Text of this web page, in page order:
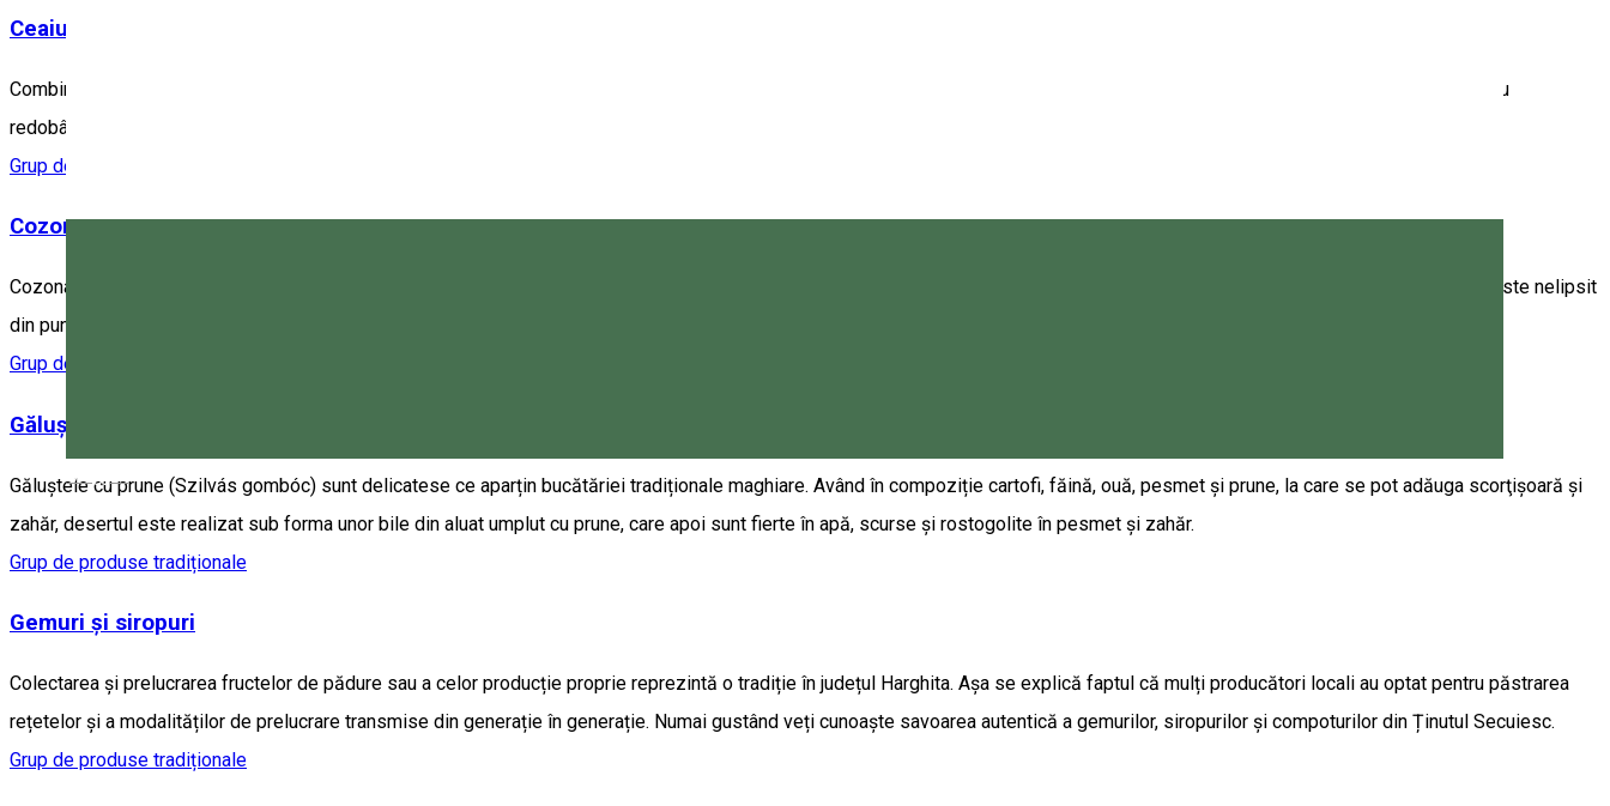
Magyar
Ceaiuri
Combinația inspirată de plante medicinale sau mixurile delicioase de condimente şi ceaiuri ajută organismul în tratarea multor afecțiuni, fiind totodată remediul cel mai simplu pentru
redobândirea stării de bună dispoziție. Alegeți ceaiurile secuiești, cu nume de poveste și arome captivante!
Grup de produse tradiționale
Cozonac secuiesc
Cozonacul secuiesc - Kürtőskalács este un produs tradițional, care se bucură de o largă popularitate, atât în rândul consumatorilor din România, cât și în Europa Centrală și de Est. Este nelipsit
din punctele de atracție turistică, de la expozițiile de amploare, de la marile festivități sau târguri.
Grup de produse tradiționale
Găluște cu prune
Găluștele cu prune (Szilvás gombóc) sunt delicatese ce aparțin bucătăriei tradiționale maghiare. Având în compoziție cartofi, făină, ouă, pesmet şi prune, la care se pot adăuga scorţişoară şi
zahăr, desertul este realizat sub forma unor bile din aluat umplut cu prune, care apoi sunt fierte în apă, scurse şi rostogolite în pesmet şi zahăr.
Grup de produse tradiționale
Gemuri și siropuri
Colectarea și prelucrarea fructelor de pădure sau a celor producție proprie reprezintă o tradiție în județul Harghita. Așa se explică faptul că mulți producători locali au optat pentru păstrarea
rețetelor și a modalităților de prelucrare transmise din generație în generație. Numai gustând veți cunoaște savoarea autentică a gemurilor, siropurilor și compoturilor din Ținutul Secuiesc.
Grup de produse tradiționale